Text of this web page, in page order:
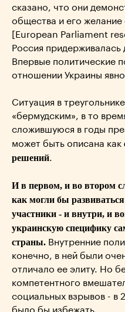
сказано, что они
общества и его желание
[European Parliament
Россия придерживалась
Впервые политические
отношении Украины
Ситуация в
«бермудским», в то
сложившуюся в годы
может быть описана как
решений.
И в первом, и во втором
как могли бы
участники - и внутри, и
украинскую специфику
страны. Внутренние
конечно, в ней были
отличало ее элиту. Но
компетентного
социальных взрывов - в